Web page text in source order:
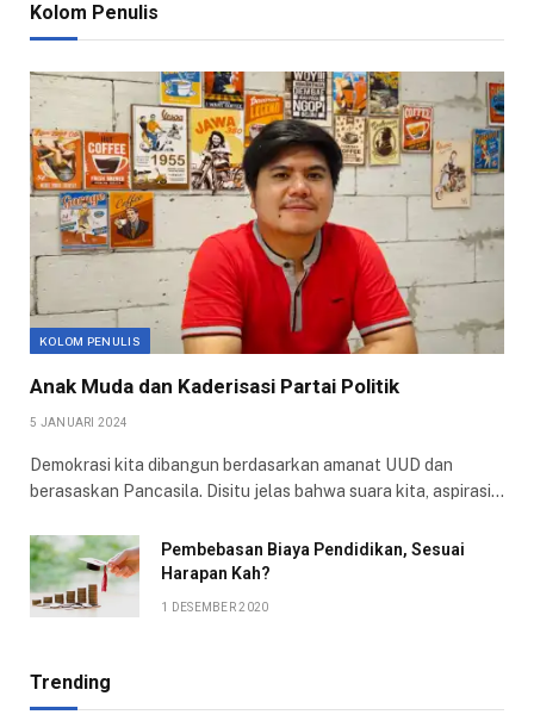
Kolom Penulis
KOLOM PENULIS
Anak Muda dan Kaderisasi Partai Politik
5 JANUARI 2024
Demokrasi kita dibangun berdasarkan amanat UUD dan
berasaskan Pancasila. Disitu jelas bahwa suara kita, aspirasi…
Pembebasan Biaya Pendidikan, Sesuai
Harapan Kah?
1 DESEMBER 2020
Trending